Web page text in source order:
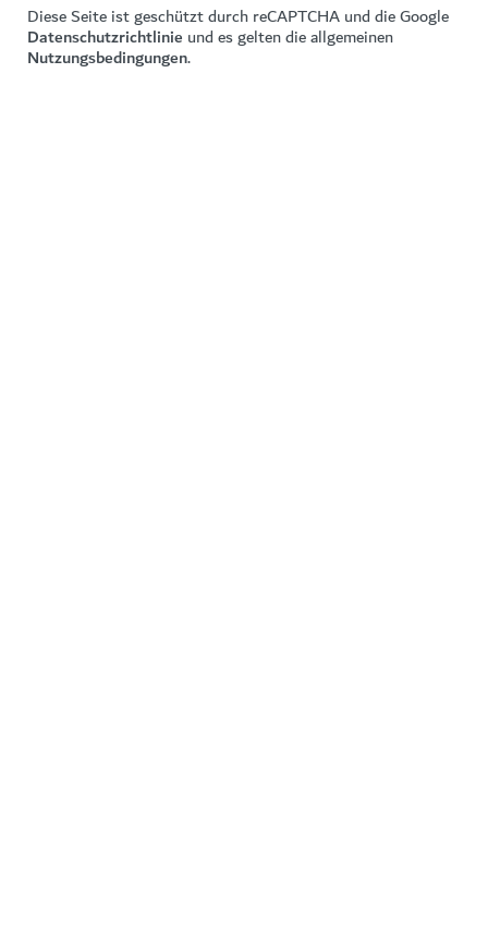
Diese Seite ist geschützt durch reCAPTCHA und die Google
Datenschutzrichtlinie und es gelten die allgemeinen
Nutzungsbedingungen.